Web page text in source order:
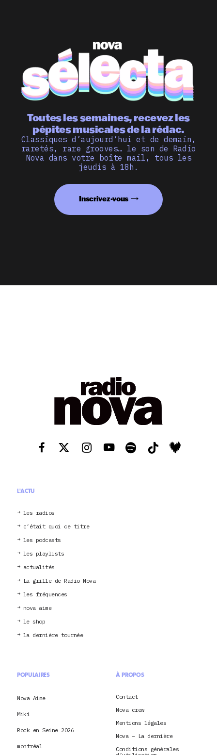
Toutes les semaines, recevez les
pépites musicales de la rédac.
Classiques d’aujourd’hui et de demain,
raretés, rare grooves… le son de Radio
Nova dans votre boîte mail, tous les
jeudis à 18h.
Inscrivez-vous
L'ACTU
les radios
c’était quoi ce titre
les podcasts
les playlists
actualités
La grille de Radio Nova
les fréquences
nova aime
le shop
la dernière tournée
POPULAIRES
Nova Aime
Miki
Rock en Seine 2026
montréal
À PROPOS
Contact
Nova crew
Mentions légales
Nova – La dernière
Conditions générales